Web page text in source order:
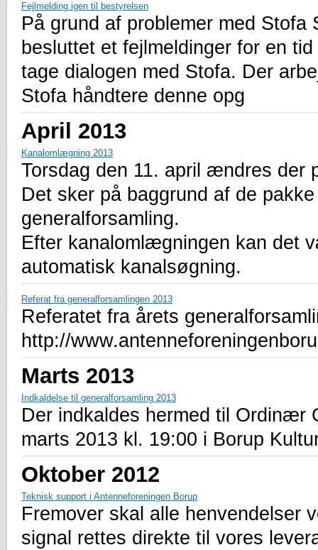
Fejlmelding igen til bestyrelsen
På grund af problemer med
besluttet et fejlmeldinger for en
tage dialogen med Stofa. Der
Stofa håndtere denne opg
April 2013
Kanalomlægning 2013
Torsdag den 11. april ændres der
Det sker på baggrund af de
generalforsamling.
Efter kanalomlægningen kan det
automatisk kanalsøgning.
Referat fra generalforsamlingen 2013
Referatet fra årets
http://
Marts 2013
Indkaldelse til generalforsamling 2013
Der indkaldes hermed til Ordinær
marts 2013 kl. 19:00 i Borup
Oktober 2012
Teknisk support i Antenneforeningen Borup
Fremover skal alle henvendelser
signal rettes direkte til vores